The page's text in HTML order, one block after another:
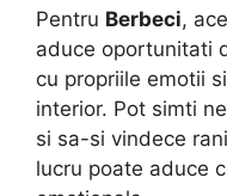
Pentru Berbeci,
aduce oportunitati
cu propriile emotii
interior. Pot simti
si sa-si vindece
lucru poate aduce